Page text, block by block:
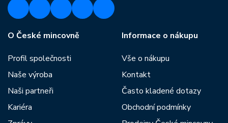
O České mincovně
Profil společnosti
Naše výroba
Naši partneři
Kariéra
Informace o nákupu
Vše o nákupu
Kontakt
Často kladené dotazy
Obchodní podmínky